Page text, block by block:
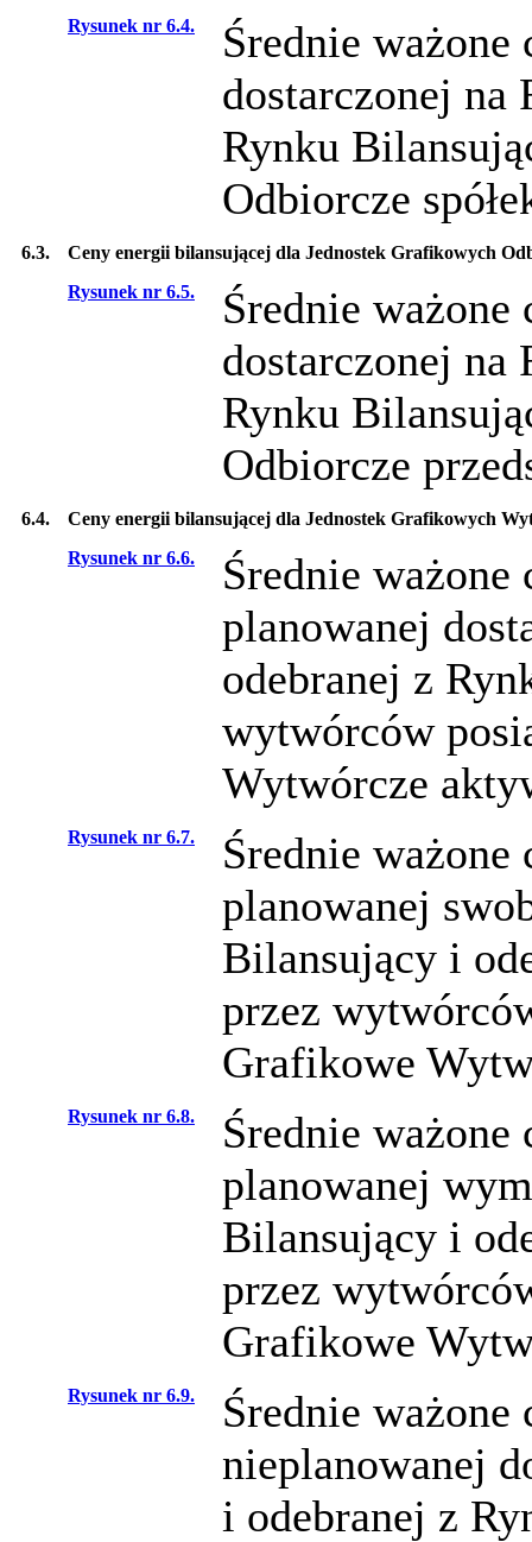
Rysunek nr 6.4.
Średnie
dostarczonej na
Rynku
Odbiorcze
6.3.
Ceny energii bilansującej dla Jednostek Grafikowych
Rysunek nr 6.5.
Średnie
dostarczonej na
Rynku
Odbiorcze
6.4.
Ceny energii bilansującej dla Jednostek Grafikowych
Rysunek nr 6.6.
Średnie
planowanej
odebranej z
wytwórców
Wytwórcze
Rysunek nr 6.7.
Średnie
planowanej
Bilansujący i
przez
Grafikowe
Rysunek nr 6.8.
Średnie
planowanej
Bilansujący i
przez
Grafikowe
Rysunek nr 6.9.
Średnie
nieplanowanej
i odebranej z